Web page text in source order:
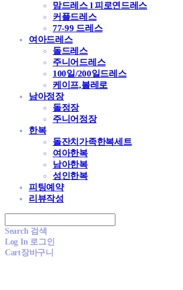
맘드레스 l 피로연드레스
커플드레스
77-99 드레스
여아드레스
돌드레스
주니어드레스
100일/200일드레스
케이프,볼레로
남아정장
돌정장
주니어정장
한복
돌잔치가족한복세트
여아한복
남아한복
성인한복
피팅예약
리뷰작성
Search 검색
Log In 로그인
Cart장바구니